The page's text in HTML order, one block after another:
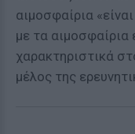
αιμοσφαίρια
με τα
χαρακτηριστικά
μέλος της